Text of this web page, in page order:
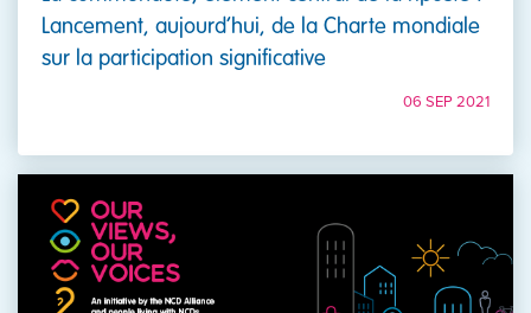
Lancement, aujourd’hui, de la Charte mondiale
sur la participation significative
06 SEP 2021